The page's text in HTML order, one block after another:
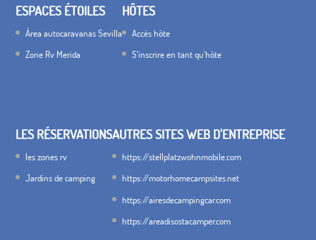
ESPACES ÉTOILES
Área autocaravanas Sevilla
Zone Rv Merida
HÔTES
Accès hôte
S'inscrire en tant qu'hôte
LES RÉSERVATIONS
les zones rv
Jardins de camping
AUTRES SITES WEB D'ENTREPRISE
https://stellplatzwohnmobile.com
https://motorhomecampsites.net
https://airesdecampingcar.com
https://areadisostacamper.com